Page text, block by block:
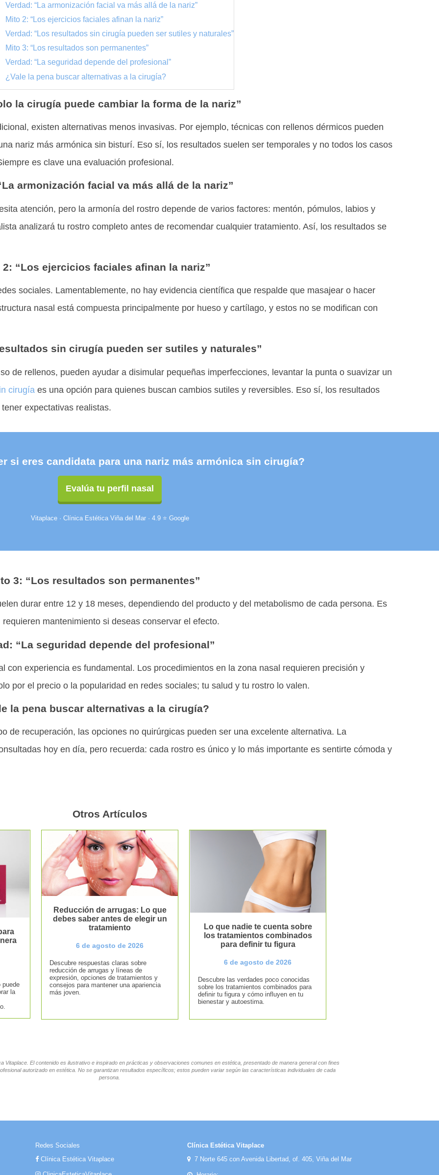
Verdad: “La armonización facial va más allá de la nariz”
Mito 2: “Los ejercicios faciales afinan la nariz”
Verdad: “Los resultados sin cirugía pueden ser sutiles y naturales”
Mito 3: “Los resultados son permanentes”
Verdad: “La seguridad depende del profesional”
¿Vale la pena buscar alternativas a la cirugía?
la cirugía puede cambiar la forma de la nariz”
existen alternativas menos invasivas. Por ejemplo, técnicas con rellenos dérmicos pueden
nariz más armónica sin bisturí. Eso sí, los resultados suelen ser temporales y no todos los casos
es clave una evaluación profesional.
armonización facial va más allá de la nariz”
atención, pero la armonía del rostro depende de varios factores: mentón, pómulos, labios y
analizará tu rostro completo antes de recomendar cualquier tratamiento. Así, los resultados se
2: “Los ejercicios faciales afinan la nariz”
sociales. Lamentablemente, no hay evidencia científica que respalde que masajear o hacer
nasal está compuesta principalmente por hueso y cartílago, y estos no se modifican con
sin cirugía pueden ser sutiles y naturales”
de rellenos, pueden ayudar a disimular pequeñas imperfecciones, levantar la punta o suavizar un
cirugía es una opción para quienes buscan cambios sutiles y reversibles. Eso sí, los resultados
expectativas realistas.
si eres candidata para una nariz más armónica sin cirugía?
Evalúa tu perfil nasal
Vitaplace · Clínica Estética Viña del Mar · 4.9 ⭐ Google
3: “Los resultados son permanentes”
durar entre 12 y 18 meses, dependiendo del producto y del metabolismo de cada persona. Es
mantenimiento si deseas conservar el efecto.
“La seguridad depende del profesional”
con experiencia es fundamental. Los procedimientos en la zona nasal requieren precisión y
por el precio o la popularidad en redes sociales; tu salud y tu rostro lo valen.
la pena buscar alternativas a la cirugía?
de recuperación, las opciones no quirúrgicas pueden ser una excelente alternativa. La
hoy en día, pero recuerda: cada rostro es único y lo más importante es sentirte cómoda y
Otros Artículos
puede
la
Reducción de arrugas: Lo que
debes saber antes de elegir un
tratamiento
6 de agosto de 2026
Descubre respuestas claras sobre
reducción de arrugas y líneas de
expresión, opciones de tratamientos y
consejos para mantener una apariencia
más joven.
Lo que nadie te cuenta sobre
los tratamientos combinados
para definir tu figura
6 de agosto de 2026
Descubre las verdades poco conocidas
sobre los tratamientos combinados para
definir tu figura y cómo influyen en tu
bienestar y autoestima.
Vitaplace. El contenido es ilustrativo e inspirado en prácticas y observaciones comunes en estética, presentado de manera general con fines
autorizado en estética. No se garantizan resultados específicos; estos pueden variar según las características individuales de cada
persona.
Redes Sociales
Clínica Estética Vitaplace
Clínica Estética Vitaplace
7 Norte 645 con Avenida Libertad, of. 405, Viña del Mar